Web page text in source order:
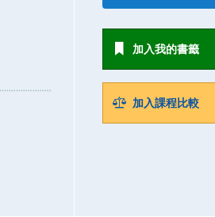
加入我的書籤
加入課程比較